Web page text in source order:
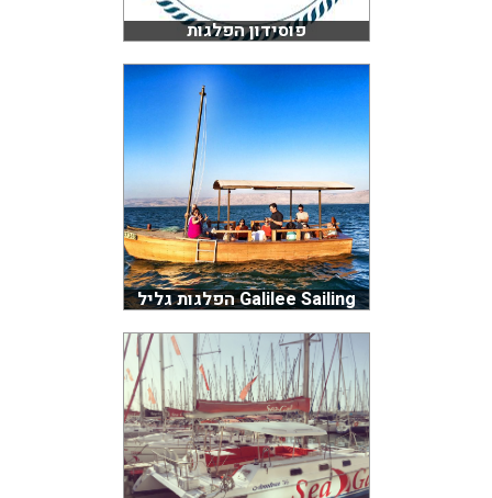
פוסידון הפלגות
Galilee Sailing הפלגות גליל